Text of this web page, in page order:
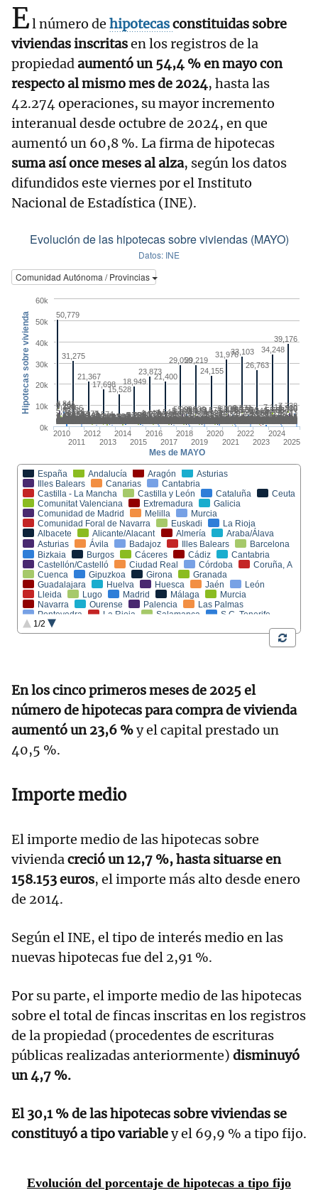
El número de hipotecasconstituidas sobre
viviendas inscritasen los registros de la
propiedadaumentó un 54,4 % en mayo con
respecto al mismo mes de 2024, hasta las
42.274 operaciones, su mayor incremento
interanual desde octubre de 2024, en que
aumentó un 60,8 %. La firma de hipotecas
suma así once meses al alza, según los datos
difundidos este viernes por el Instituto
Nacional de Estadística (INE).
En los cinco primeros meses de 2025 el
número de hipotecas para compra de vivienda
aumentó un 23,6 %y el capital prestado un
40,5 %.
Importe medio
El importe medio de las hipotecas sobre
viviendacreció un 12,7 %, hasta situarse en
158.153 euros, el importe más alto desde enero
de 2014.
Según el INE, el tipo de interés medio en las
nuevas hipotecas fue del 2,91 %.
Por su parte, el importe medio de las hipotecas
sobre el total de fincas inscritas en los registros
de la propiedad (procedentes de escrituras
públicas realizadas anteriormente) disminuyó
un 4,7 %.
El 30,1 % de las hipotecas sobre viviendas se
constituyó a tipo variabley el 69,9 % a tipo fijo.